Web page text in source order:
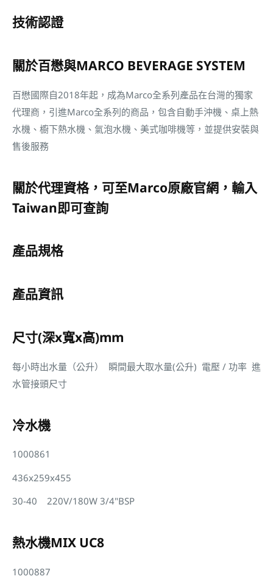
技術認證
關於百懋與MARCO BEVERAGE SYSTEM
百懋國際自2018年起，成為Marco全系列產品在台灣的獨家
代理商，引進Marco全系列的商品，包含自動手沖機、桌上熱
水機、櫥下熱水機、氣泡水機、美式咖啡機等，並提供安裝與
售後服務
關於代理資格，可至Marco原廠官網，輸入
Taiwan即可查詢
產品規格
產品資訊
尺寸(深x寬x高)mm
每小時出水量（公升） 瞬間最大取水量(公升) 電壓 / 功率 進
水管接頭尺寸
冷水機
1000861
436x259x455
30-40 220V/180W 3/4"BSP
熱水機MIX UC8
1000887